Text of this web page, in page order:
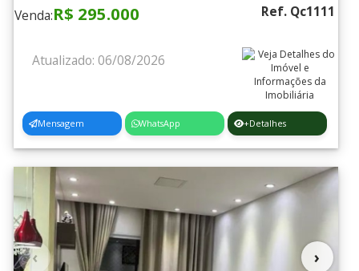
Venda:R$ 295.000 Ref. Qc1111
Atualizado: 06/08/2026
Mensagem WhatsApp +Detalhes
‹ ›